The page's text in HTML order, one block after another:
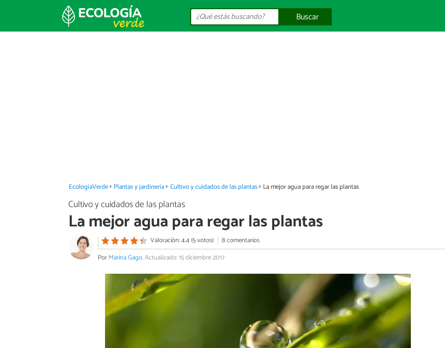
Buscar
EcologíaVerde Plantas y jardinería Cultivo y cuidados de las plantas La mejor agua para regar las plantas
Cultivo y cuidados de las plantas
La mejor agua para regar las plantas
Valoración: 4.4 (5 votos)
8 comentarios
PorMarina Gago.Actualizado: 15 diciembre 2017